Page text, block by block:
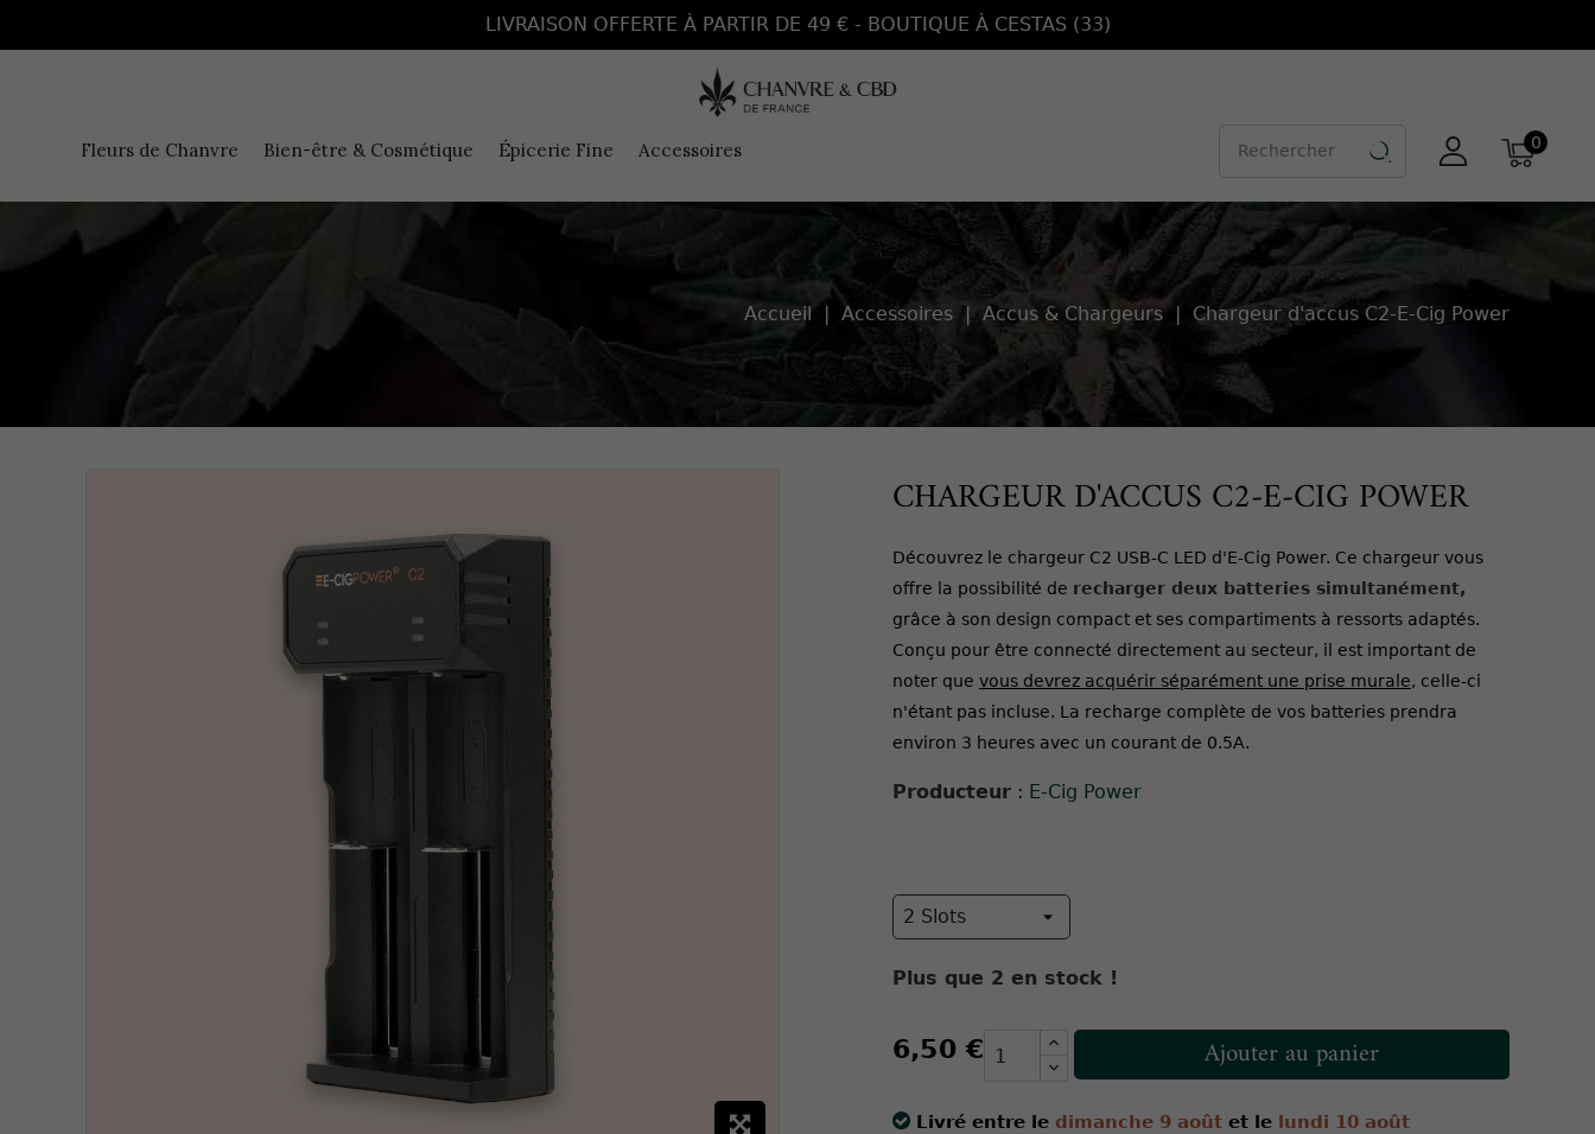
LIVRAISON OFFERTE À PARTIR DE 49 € - BOUTIQUE À CESTAS (33)
Fleurs de Chanvre Bien-être & Cosmétique Épicerie Fine Accessoires  0
Accueil Accessoires Accus & Chargeurs Chargeur d'accus C2-E-Cig Power
CHARGEUR D'ACCUS C2-E-CIG POWER
Découvrez le chargeur C2 USB-C LED d'E-Cig Power. Ce chargeur vous
offre la possibilité de recharger deux batteries simultanément,
grâce à son design compact et ses compartiments à ressorts adaptés.
Conçu pour être connecté directement au secteur, il est important de
noter que vous devrez acquérir séparément une prise murale, celle-ci
n'étant pas incluse. La recharge complète de vos batteries prendra
environ 3 heures avec un courant de 0.5A.
Producteur : E-Cig Power
Plus que 2 en stock !
6,50 € Ajouter au panier
Livré entre le dimanche 9 août et le lundi 10 août